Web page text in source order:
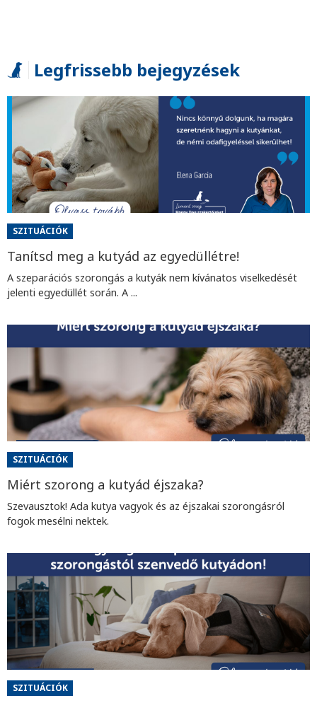
Legfrissebb bejegyzések
SZITUÁCIÓK
Tanítsd meg a kutyád az egyedüllétre!
A szeparációs szorongás a kutyák nem kívánatos viselkedését
jelenti egyedüllét során. A ...
SZITUÁCIÓK
Miért szorong a kutyád éjszaka?
Szevausztok! Ada kutya vagyok és az éjszakai szorongásról
fogok mesélni nektek.
SZITUÁCIÓK